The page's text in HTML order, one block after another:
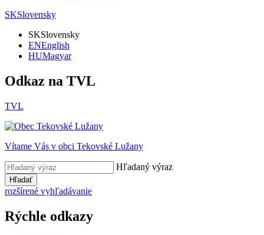
SKSlovensky
SKSlovensky
ENEnglish
HUMagyar
Odkaz na TVL
TVL
Vítame Vás v obci Tekovské Lužany
Hľadaný výraz
Hľadať
rozšírené vyhľadávanie
Rýchle odkazy